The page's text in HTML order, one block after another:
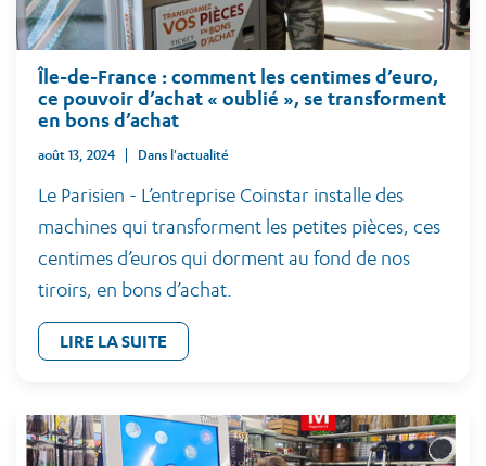
Île-de-France : comment les centimes d’euro,
ce pouvoir d’achat « oublié », se transforment
en bons d’achat
août 13, 2024 Dans l'actualité
Le Parisien - L’entreprise Coinstar installe des
machines qui transforment les petites pièces, ces
centimes d’euros qui dorment au fond de nos
tiroirs, en bons d’achat.
LIRE LA SUITE